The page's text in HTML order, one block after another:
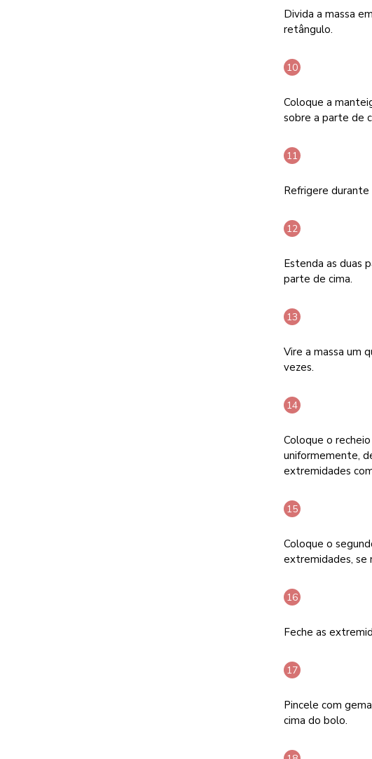
Divida a massa
retângulo.
Coloque a
sobre a parte de
Refrigere
Estenda as duas
parte de cima.
Vire a massa um
vezes.
Coloque o
uniformemente,
extremidades
Coloque o
extremidades, se
Feche as
Pincele com
cima do bolo.